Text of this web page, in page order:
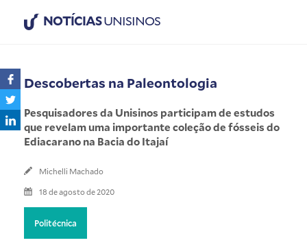
NOTÍCIASUNISINOS
Descobertas na Paleontologia
Pesquisadores da Unisinos participam de estudos
que revelam uma importante coleção de fósseis do
Ediacarano na Bacia do Itajaí
Michelli Machado
18 de agosto de 2020
Politécnica